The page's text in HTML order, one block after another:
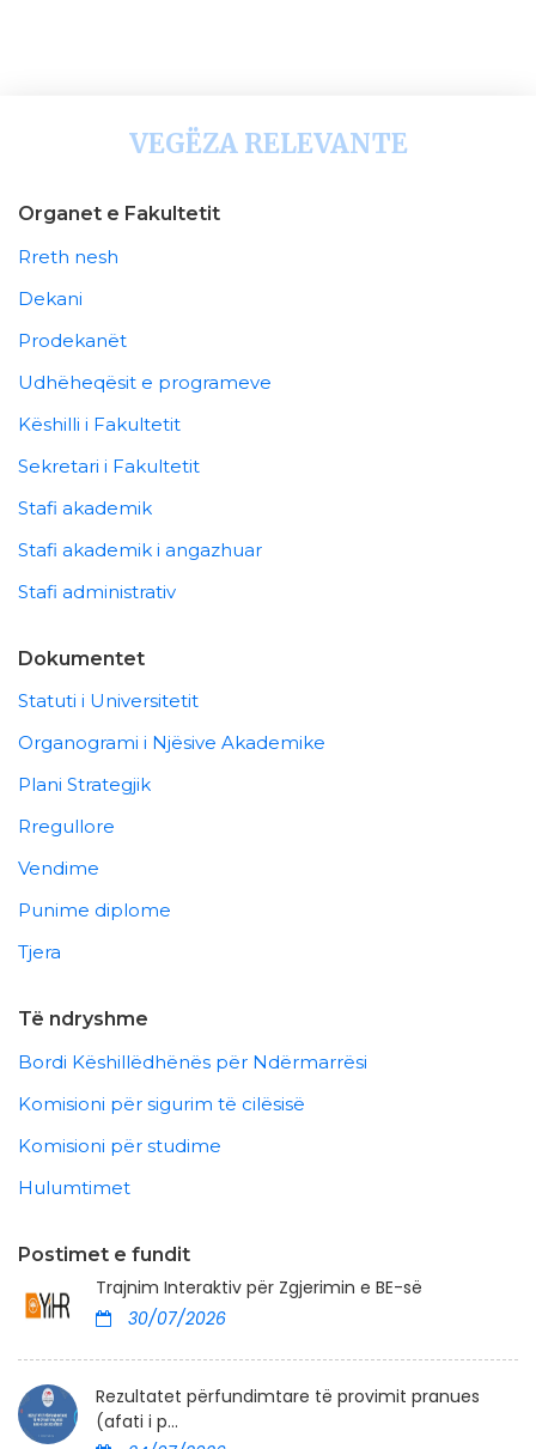
VEGËZA RELEVANTE
Organet e Fakultetit
Rreth nesh
Dekani
Prodekanët
Udhëheqësit e programeve
Këshilli i Fakultetit
Sekretari i Fakultetit
Stafi akademik
Stafi akademik i angazhuar
Stafi administrativ
Dokumentet
Statuti i Universitetit
Organogrami i Njësive Akademike
Plani Strategjik
Rregullore
Vendime
Punime diplome
Tjera
Të ndryshme
Bordi Këshillëdhënës për Ndërmarrësi
Komisioni për sigurim të cilësisë
Komisioni për studime
Hulumtimet
Postimet e fundit
Trajnim Interaktiv për Zgjerimin e BE-së
30/07/2026
Rezultatet përfundimtare të provimit pranues
(afati i p...